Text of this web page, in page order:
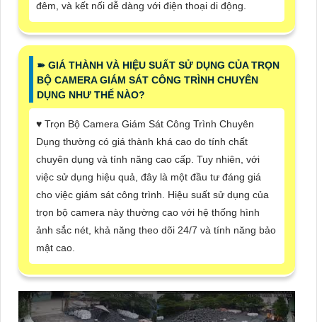
đêm, và kết nối dễ dàng với điện thoại di động.
➽ GIÁ THÀNH VÀ HIỆU SUẤT SỬ DỤNG CỦA TRỌN
BỘ CAMERA GIÁM SÁT CÔNG TRÌNH CHUYÊN
DỤNG NHƯ THẾ NÀO?
♥️ Trọn Bộ Camera Giám Sát Công Trình Chuyên
Dụng thường có giá thành khá cao do tính chất
chuyên dụng và tính năng cao cấp. Tuy nhiên, với
việc sử dụng hiệu quả, đây là một đầu tư đáng giá
cho việc giám sát công trình. Hiệu suất sử dụng của
trọn bộ camera này thường cao với hệ thống hình
ảnh sắc nét, khả năng theo dõi 24/7 và tính năng bảo
mật cao.